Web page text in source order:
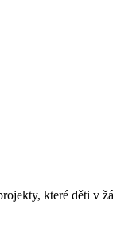
které děti v